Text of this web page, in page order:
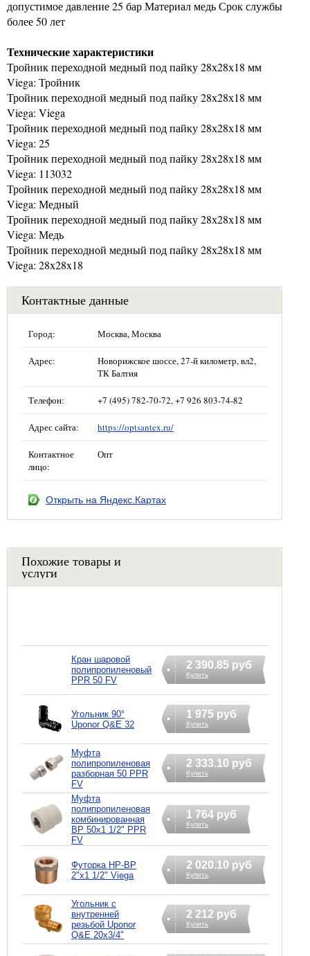
допустимое давление 25 бар Материал медь Срок службы
более 50 лет
Технические характеристики
Тройник переходной медный под пайку 28х28х18 мм
Viega: Тройник
Тройник переходной медный под пайку 28х28х18 мм
Viega: Viega
Тройник переходной медный под пайку 28х28х18 мм
Viega: 25
Тройник переходной медный под пайку 28х28х18 мм
Viega: 113032
Тройник переходной медный под пайку 28х28х18 мм
Viega: Медный
Тройник переходной медный под пайку 28х28х18 мм
Viega: Медь
Тройник переходной медный под пайку 28х28х18 мм
Viega: 28x28x18
Контактные данные
Город: Москва, Москва
Адрес:
Новорижское шоссе, 27-й километр, вл2,
ТК Балтия
Телефон: +7 (495) 782-70-72, +7 926 803-74-82
Адрес сайта: https://optsantex.ru/
Контактное
лицо:
Опт
Открыть на Яндекс.Картах
Похожие товары и
услуги
Кран шаровой
полипропиленовый
PPR 50 FV
2 390.85 руб
Купить
Угольник 90°
Uponor Q&E 32
1 975 руб
Купить
Муфта
полипропиленовая
разборная 50 PPR
FV
2 333.10 руб
Купить
Муфта
полипропиленовая
комбинированная
ВР 50х1 1/2" PPR
FV
1 764 руб
Купить
Футорка НР-ВР
2"х1 1/2" Viega
2 020.10 руб
Купить
Угольник с
внутренней
резьбой Uponor
Q&E 20х3/4"
2 212 руб
Купить